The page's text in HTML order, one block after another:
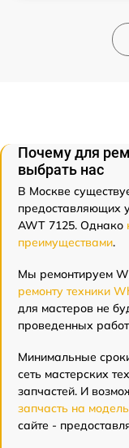
Почему для
выбрать нас
В Москве
предоставляющих
AWT 7125. Однако
преимуществами.
Мы ремонтируем
ремонту техники
для мастеров не
проведенных
Минимальные
сеть мастерских
запчастей. И
запчасть на
сайте -